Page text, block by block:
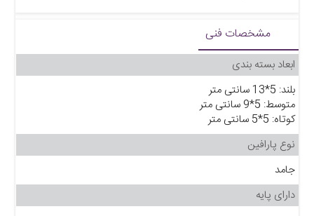
مشخصات فنی
ابعاد بسته بندی
بلند: 5*13 سانتی متر
متوسط: 5*9 سانتی متر
کوتاه: 5*5 سانتی متر
نوع پارافین
جامد
دارای پایه